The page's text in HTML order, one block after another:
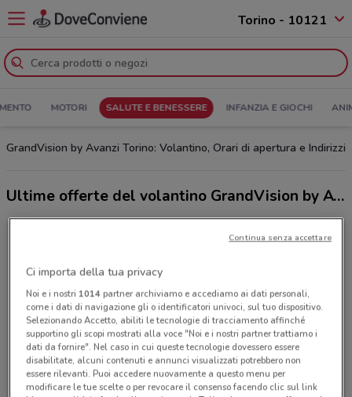
Torino - 10121
MOTORI SALUTE E BENESSERE INFANZIA E GIOCHI
GrandVision by Avanzi Torino: Volantino, Orari di apertura e Indirizzi
Ultime offerte del volantino GrandVision by Avanzi
Ci importa della tua privacy
Noi e i nostri 1014partner archiviamo e accediamo ai dati personali,
come i dati di navigazione gli o identificatori univoci, sul tuo dispositivo.
Selezionando Accetto, abiliti le tecnologie di tracciamento affinché
supportino gli scopi mostrati alla voce "Noi e i nostri partner trattiamo i
dati da fornire". Nel caso in cui queste tecnologie dovessero essere
disabilitate, alcuni contenuti e annunci visualizzati potrebbero non
essere rilevanti. Puoi accedere nuovamente a questo menu per
modificare le tue scelte o per revocare il consenso facendo clic sul link
Continua senza accettare